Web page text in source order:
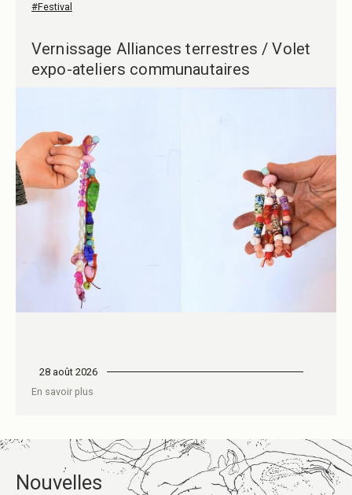
#Festival
Vernissage Alliances terrestres / Volet
expo-ateliers communautaires
28 août 2026
En savoir plus
Nouvelles